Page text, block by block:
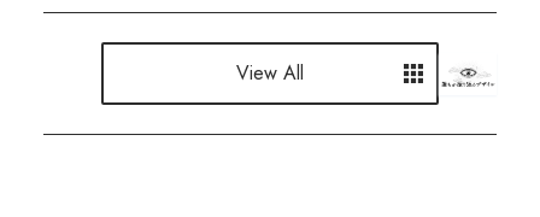
View All
View All